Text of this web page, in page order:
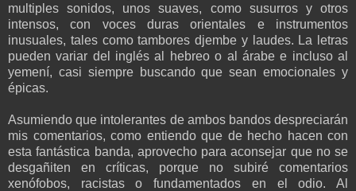
multiples sonidos, unos suaves, como susurros y otros
intensos, con voces duras orientales e instrumentos
inusuales, tales como tambores djembe y laudes. La letras
pueden variar del inglés al hebreo o al árabe e incluso al
yemení, casi siempre buscando que sean emocionales y
épicas.
Asumiendo que intolerantes de ambos bandos despreciarán
mis comentarios, como entiendo que de hecho hacen con
esta fantástica banda, aprovecho para aconsejar que no se
desgañiten en críticas, porque no subiré comentarios
xenófobos, racistas o fundamentados en el odio. Al